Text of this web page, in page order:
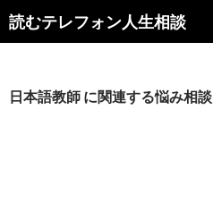
読むテレフォン人生相談
日本語教師 に関連する悩み相談